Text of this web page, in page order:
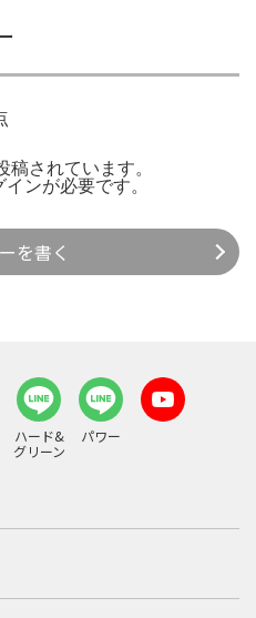
されています。
インが必要です。
を書く
ハード&
グリーン
パワー